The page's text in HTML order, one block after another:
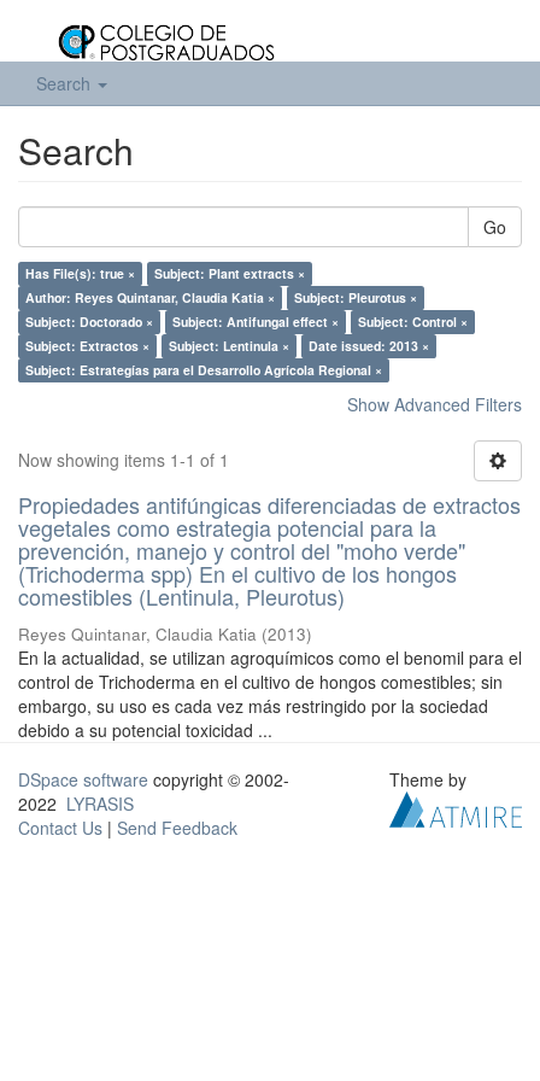
Search
Search
Go
Has File(s): true ×
Subject: Plant extracts ×
Author: Reyes Quintanar, Claudia Katia ×
Subject: Pleurotus ×
Subject: Doctorado ×
Subject: Antifungal effect ×
Subject: Control ×
Subject: Extractos ×
Subject: Lentinula ×
Date issued: 2013 ×
Subject: Estrategías para el Desarrollo Agrícola Regional ×
Show Advanced Filters
Now showing items 1-1 of 1
Propiedades antifúngicas diferenciadas de extractos
vegetales como estrategia potencial para la
prevención, manejo y control del "moho verde"
(Trichoderma spp) En el cultivo de los hongos
comestibles (Lentinula, Pleurotus)
Reyes Quintanar, Claudia Katia (2013)
En la actualidad, se utilizan agroquímicos como el benomil para el
control de Trichoderma en el cultivo de hongos comestibles; sin
embargo, su uso es cada vez más restringido por la sociedad
debido a su potencial toxicidad ...
DSpace software copyright © 2002-
2022 LYRASIS
Contact Us | Send Feedback
Theme by